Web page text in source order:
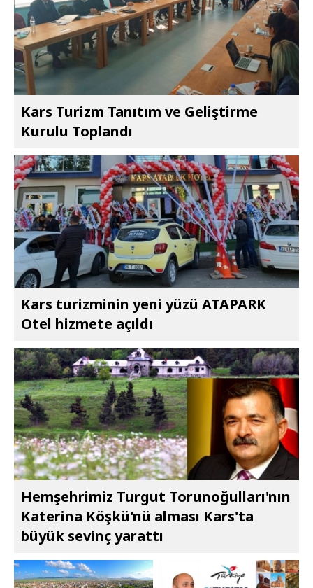
Kars Turizm Tanıtım ve Geliştirme
Kurulu Toplandı
Kars turizminin yeni yüzü ATAPARK
Otel hizmete açıldı
Hemşehrimiz Turgut Torunoğulları'nın
Katerina Köşkü'nü alması Kars'ta
büyük sevinç yarattı